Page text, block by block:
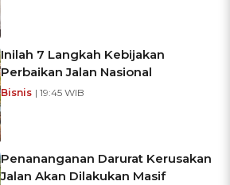
Inilah 7 Langkah Kebijakan
Perbaikan Jalan Nasional
Bisnis | 19:45 WIB
Penananganan Darurat Kerusakan
Jalan Akan Dilakukan Masif